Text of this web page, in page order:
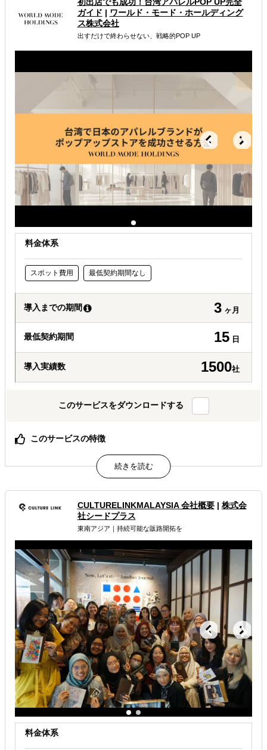
属するジャンル
海外進出総合支援 海外進出戦略・事業計画立案
どの国に進出するべきか決めたい
自社事業に最適な進出形態を知りたい
店舗出店のサポートをして欲しい
ガイド | ワールド・モード・ホールディング
ス株式会社
出すだけで終わらせない、戦略的POP UP
料金体系
スポット費用 最低契約期間なし
導入までの期間 3 ヶ月
最低契約期間 15 日
導入実績数 1500社
このサービスをダウンロードする
このサービスの特徴
立地選定・人材・運営・売上分析まで現地チームが伴走
現地スタッフ全員が日本語対応可能。ブランド価値を正し
く伝え、データを次回展開へ活用。
属するジャンル
海外市場調査・マーケティング
海外テストマーケティング・簡易調査
海外現地PRイベント開催
解決できる課題
どの国に進出するべきか決めたい
自社事業に最適な進出形態を知りたい
店舗出店のサポートをして欲しい
CULTURELINKMALAYSIA 会社概要| 株式会
社シードプラス
東南アジア｜持続可能な販路開拓を
料金体系